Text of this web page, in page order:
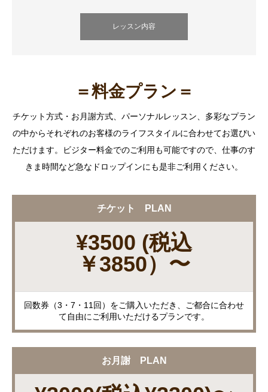
レッスン内容
＝料金プラン＝
チケット方式・お月謝方式、パーソナルレッスン、多彩なプラン
の中からそれぞれのお客様のライフスタイルに合わせてお選びい
ただけます。ビジター料金でのご利用も可能ですので、仕事のす
きま時間など急なドロップインにも是非ご利用ください。
チケット PLAN
¥3500 (税込
￥3850）〜
回数券（3・7・11回）をご購入いただき、ご都合に合わせ
て自由にご利用いただけるプランです。
お月謝 PLAN